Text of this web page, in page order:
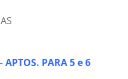
APTOS. PARA 5 e 6